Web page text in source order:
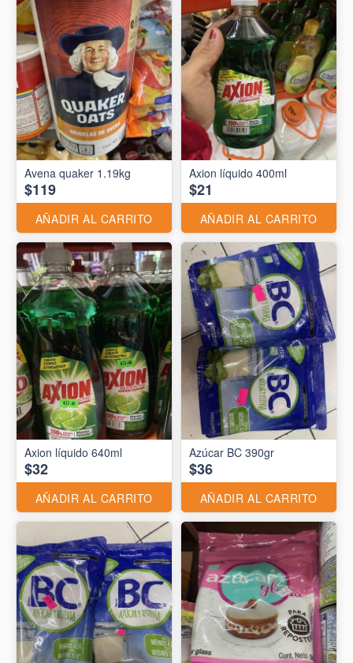
Avena quaker 1.19kg
$119
AÑADIR AL CARRITO
Axion líquido 400ml
$21
AÑADIR AL CARRITO
Axion líquido 640ml
$32
AÑADIR AL CARRITO
Azúcar BC 390gr
$36
AÑADIR AL CARRITO